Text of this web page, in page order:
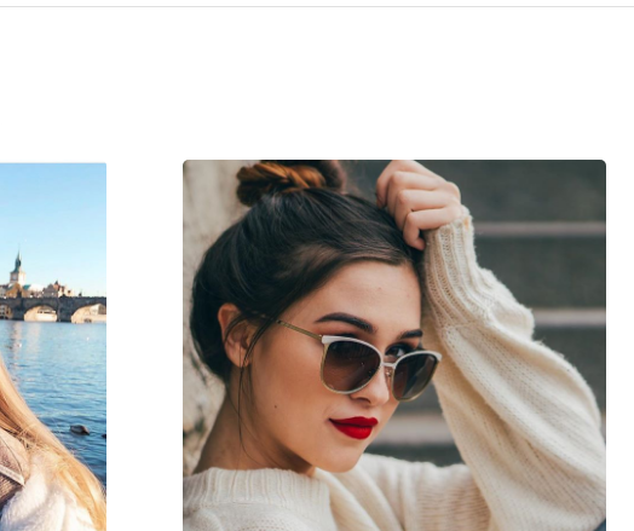
47 mm
Stačiakampiai
Plastikas
XS
117 mm
130 mm
15 mm
40 g
Ne